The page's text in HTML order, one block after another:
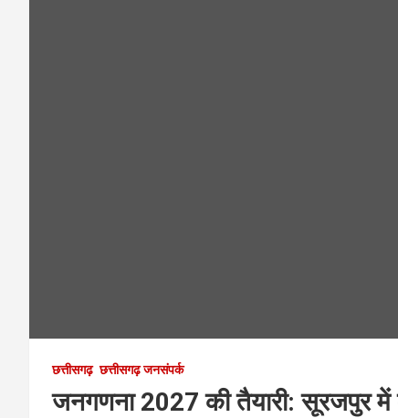
छत्तीसगढ़ छत्तीसगढ़ जनसंपर्क
जनगणना 2027 की तैयारी: सूरजपुर